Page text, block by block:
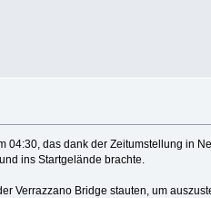
04:30, das dank der Zeitumstellung in
ins Startgelände brachte.
Verrazzano Bridge stauten, um